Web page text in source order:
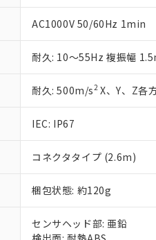
AC1000V 50/60Hz 1min
耐久: 10～55Hz 複振幅
耐久: 500m/s2X、Y、Z各
IEC: IP67
コネクタタイプ (2.6m)
梱包状態: 約120g
センサヘッド部: 亜鉛
ている必要が
お客様が当
が、当社の
さい。
※当社の共同
※3 非含有証明
下記の非含有証明
EU RoHS指令（
51物質の非含有証
混在することから
既に当社にて対応
り割愛しております
「ｅ」：有害物質
「10」：通常の使
味します。
機器販
空
白
受注生